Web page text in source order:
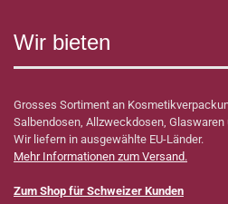
Wir bieten
Grosses Sortiment an
Salbendosen, Allzweckdosen, Glaswaren
Wir liefern in ausgewählte EU-Länder.
Mehr Informationen zum Versand.
Zum Shop für Schweizer Kunden